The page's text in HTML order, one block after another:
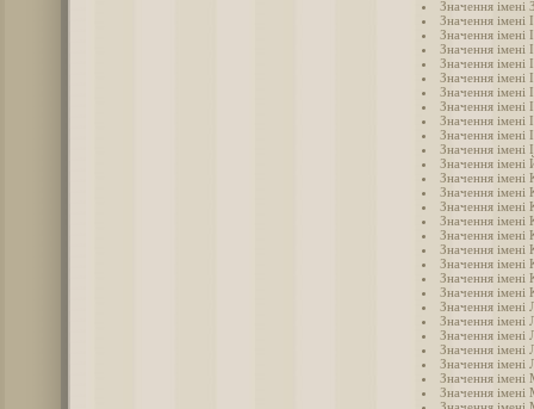
Значення імені
Значення імені
Значення імені
Значення імені
Значення імені
Значення імені
Значення імені
Значення імені
Значення імені
Значення імені
Значення імені
Значення імені
Значення імені
Значення імені
Значення імені
Значення імені
Значення імені
Значення імені
Значення імені
Значення імені
Значення імені
Значення імені
Значення імені
Значення імені
Значення імені
Значення імені
Значення імені
Значення імені